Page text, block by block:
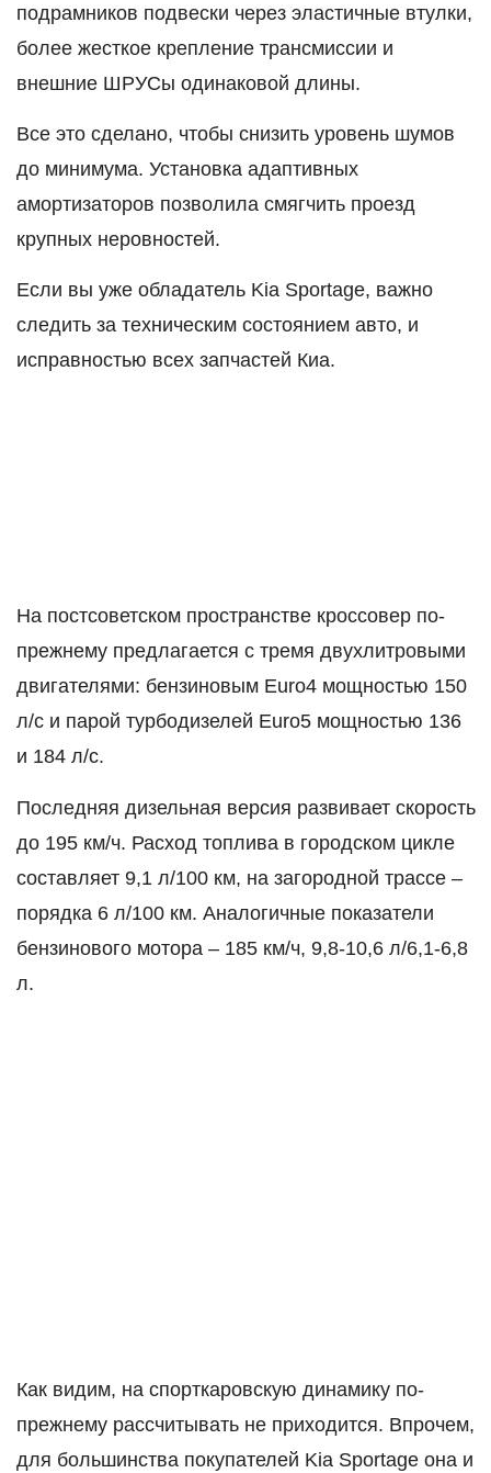
подрамников подвески через эластичные втулки,
более жесткое крепление трансмиссии и
внешние ШРУСы одинаковой длины.
Все это сделано, чтобы снизить уровень шумов
до минимума. Установка адаптивных
амортизаторов позволила смягчить проезд
крупных неровностей.
Если вы уже обладатель Kia Sportage, важно
следить за техническим состоянием авто, и
исправностью всех запчастей Киа.
На постсоветском пространстве кроссовер по-
прежнему предлагается с тремя двухлитровыми
двигателями: бензиновым Euro4 мощностью 150
л/с и парой турбодизелей Euro5 мощностью 136
и 184 л/с.
Последняя дизельная версия развивает скорость
до 195 км/ч. Расход топлива в городском цикле
составляет 9,1 л/100 км, на загородной трассе –
порядка 6 л/100 км. Аналогичные показатели
бензинового мотора – 185 км/ч, 9,8-10,6 л/6,1-6,8
л.
Как видим, на спорткаровскую динамику по-
прежнему рассчитывать не приходится. Впрочем,
для большинства покупателей Kia Sportage она и